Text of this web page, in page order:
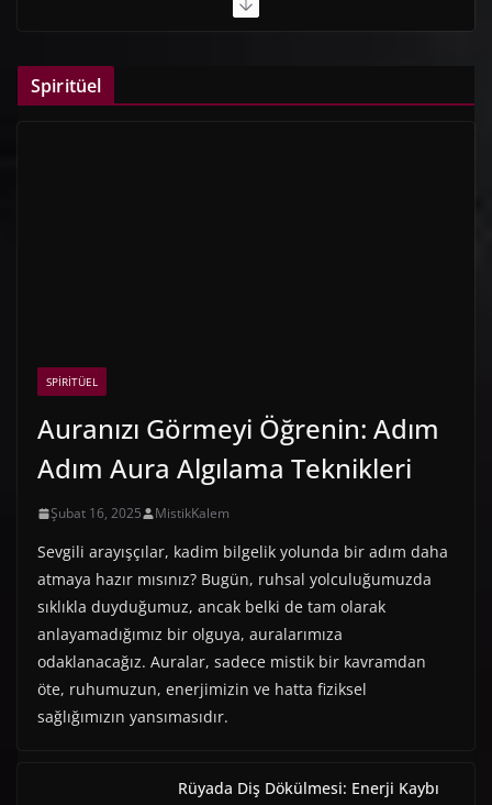
Spiritüel
SPIRITÜEL
Auranızı Görmeyi Öğrenin: Adım
Adım Aura Algılama Teknikleri
Şubat 16, 2025 MistikKalem
Sevgili arayışçılar, kadim bilgelik yolunda bir adım daha
atmaya hazır mısınız? Bugün, ruhsal yolculuğumuzda
sıklıkla duyduğumuz, ancak belki de tam olarak
anlayamadığımız bir olguya, auralarımıza
odaklanacağız. Auralar, sadece mistik bir kavramdan
öte, ruhumuzun, enerjimizin ve hatta fiziksel
sağlığımızın yansımasıdır.
Rüyada Diş Dökülmesi: Enerji Kaybı